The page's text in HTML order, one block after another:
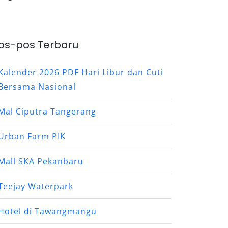
pos Terbaru
2026 PDF Hari Libur dan Cuti
Nasional
Ciputra Tangerang
Farm PIK
SKA Pekanbaru
Waterpark
di Tawangmangu